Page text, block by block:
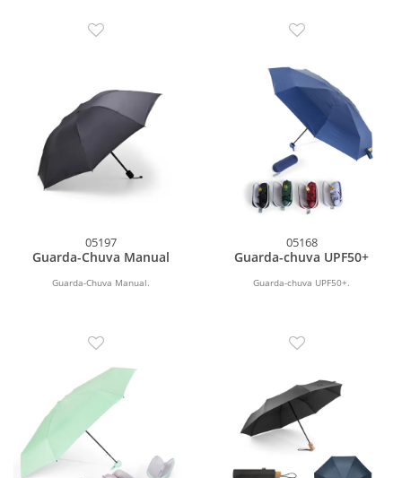
05197
Guarda-Chuva Manual
Guarda-Chuva Manual.
05168
Guarda-chuva UPF50+
Guarda-chuva UPF50+.